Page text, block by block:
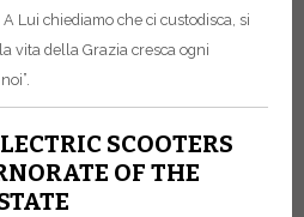
Lui chiediamo che ci custodisca, si
vita della Grazia cresca ogni
SCOOTERS
OF THE